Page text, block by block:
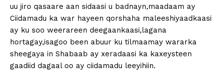
uu jiro qasaare aan sidaasi u badnayn,maadaam ay
Ciidamadu ka war hayeen qorshaha maleeshiyaadkaasi
ay ku soo weerareen deegaankaasi,lagana
hortagay,isagoo been abuur ku tilmaamay wararka
sheegaya in Shabaab ay xeradaasi ka kaxeysteen
gaadiid dagaal oo ay ciidamadu leeyihiin.